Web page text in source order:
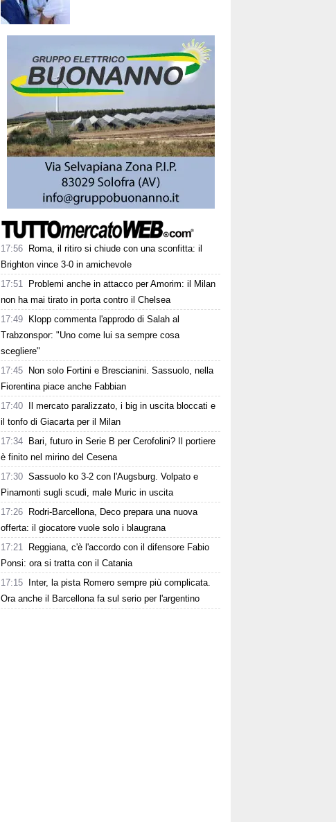
17:56
Roma, il ritiro si chiude con una sconfitta: il
Brighton vince 3-0 in amichevole
17:51
Problemi anche in attacco per Amorim: il Milan
non ha mai tirato in porta contro il Chelsea
17:49
Klopp commenta l'approdo di Salah al
Trabzonspor: "Uno come lui sa sempre cosa
scegliere"
17:45
Non solo Fortini e Brescianini. Sassuolo, nella
Fiorentina piace anche Fabbian
17:40
Il mercato paralizzato, i big in uscita bloccati e
il tonfo di Giacarta per il Milan
17:34
Bari, futuro in Serie B per Cerofolini? Il portiere
è finito nel mirino del Cesena
17:30 Sassuolo ko 3-2 con l'Augsburg. Volpato e
Pinamonti sugli scudi, male Muric in uscita
17:26
Rodri-Barcellona, Deco prepara una nuova
offerta: il giocatore vuole solo i blaugrana
17:21
Reggiana, c'è l'accordo con il difensore Fabio
Ponsi: ora si tratta con il Catania
17:15
Inter, la pista Romero sempre più complicata.
Ora anche il Barcellona fa sul serio per l'argentino